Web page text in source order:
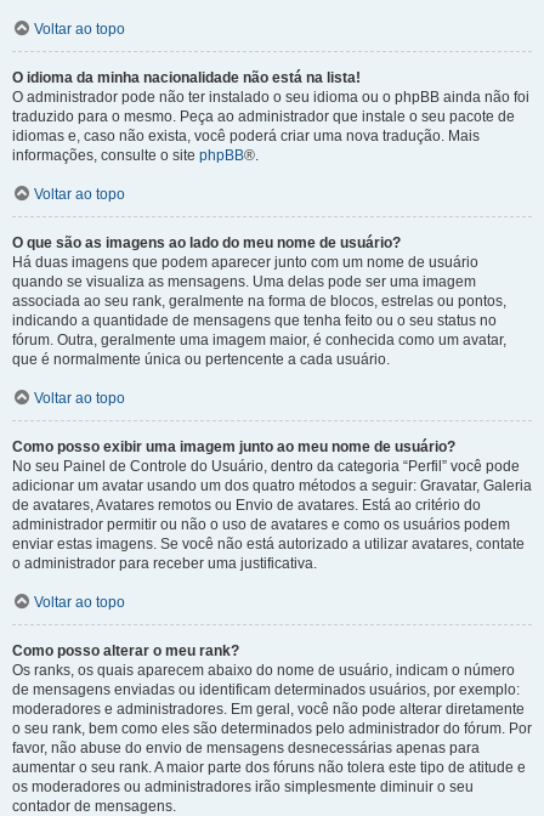
Voltar ao topo
O idioma da minha nacionalidade não está na lista!
O administrador pode não ter instalado o seu idioma ou o phpBB ainda não foi
traduzido para o mesmo. Peça ao administrador que instale o seu pacote de
idiomas e, caso não exista, você poderá criar uma nova tradução. Mais
informações, consulte o site phpBB®.
Voltar ao topo
O que são as imagens ao lado do meu nome de usuário?
Há duas imagens que podem aparecer junto com um nome de usuário
quando se visualiza as mensagens. Uma delas pode ser uma imagem
associada ao seu rank, geralmente na forma de blocos, estrelas ou pontos,
indicando a quantidade de mensagens que tenha feito ou o seu status no
fórum. Outra, geralmente uma imagem maior, é conhecida como um avatar,
que é normalmente única ou pertencente a cada usuário.
Voltar ao topo
Como posso exibir uma imagem junto ao meu nome de usuário?
No seu Painel de Controle do Usuário, dentro da categoria “Perfil” você pode
adicionar um avatar usando um dos quatro métodos a seguir: Gravatar, Galeria
de avatares, Avatares remotos ou Envio de avatares. Está ao critério do
administrador permitir ou não o uso de avatares e como os usuários podem
enviar estas imagens. Se você não está autorizado a utilizar avatares, contate
o administrador para receber uma justificativa.
Voltar ao topo
Como posso alterar o meu rank?
Os ranks, os quais aparecem abaixo do nome de usuário, indicam o número
de mensagens enviadas ou identificam determinados usuários, por exemplo:
moderadores e administradores. Em geral, você não pode alterar diretamente
o seu rank, bem como eles são determinados pelo administrador do fórum. Por
favor, não abuse do envio de mensagens desnecessárias apenas para
aumentar o seu rank. A maior parte dos fóruns não tolera este tipo de atitude e
os moderadores ou administradores irão simplesmente diminuir o seu
contador de mensagens.